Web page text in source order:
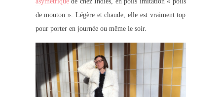
de mouton ». Légère et chaude, elle est vraiment top
pour porter en journée ou même le soir.